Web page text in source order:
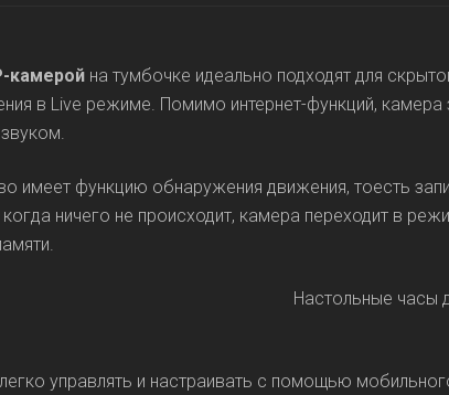
камерой на тумбочке идеально подходят для
в Live режиме. Помимо интернет-функций,
имеет функцию обнаружения движения, тоесть
ничего не происходит, камера переходит в
управлять и настраивать с помощью